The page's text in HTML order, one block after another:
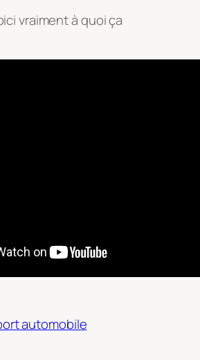
vraiment à quoi ça
automobile